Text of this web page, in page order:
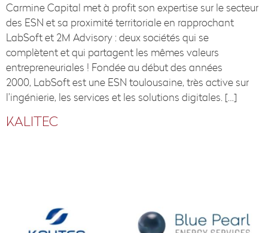
Carmine Capital met à profit son expertise sur le secteur
des ESN et sa proximité territoriale en rapprochant
LabSoft et 2M Advisory : deux sociétés qui se
complètent et qui partagent les mêmes valeurs
entrepreneuriales ! Fondée au début des années
2000, LabSoft est une ESN toulousaine, très active sur
l’ingénierie, les services et les solutions digitales. […]
KALITEC